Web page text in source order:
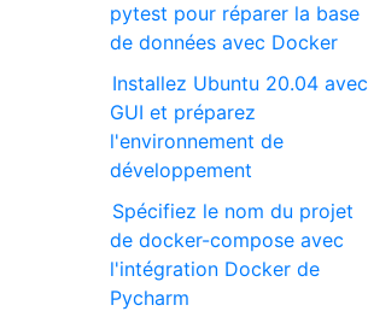
pytest pour réparer la base
de données avec Docker
Installez Ubuntu 20.04 avec
GUI et préparez
l'environnement de
développement
Spécifiez le nom du projet
de docker-compose avec
l'intégration Docker de
Pycharm